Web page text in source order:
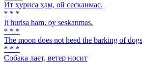
Ит ҳуриса ҳам, ой сесканмас.
* * *
It hurisa ham, oy seskanmas.
* * *
The moon does not heed the barking of
* * *
Собака лает, ветер носит